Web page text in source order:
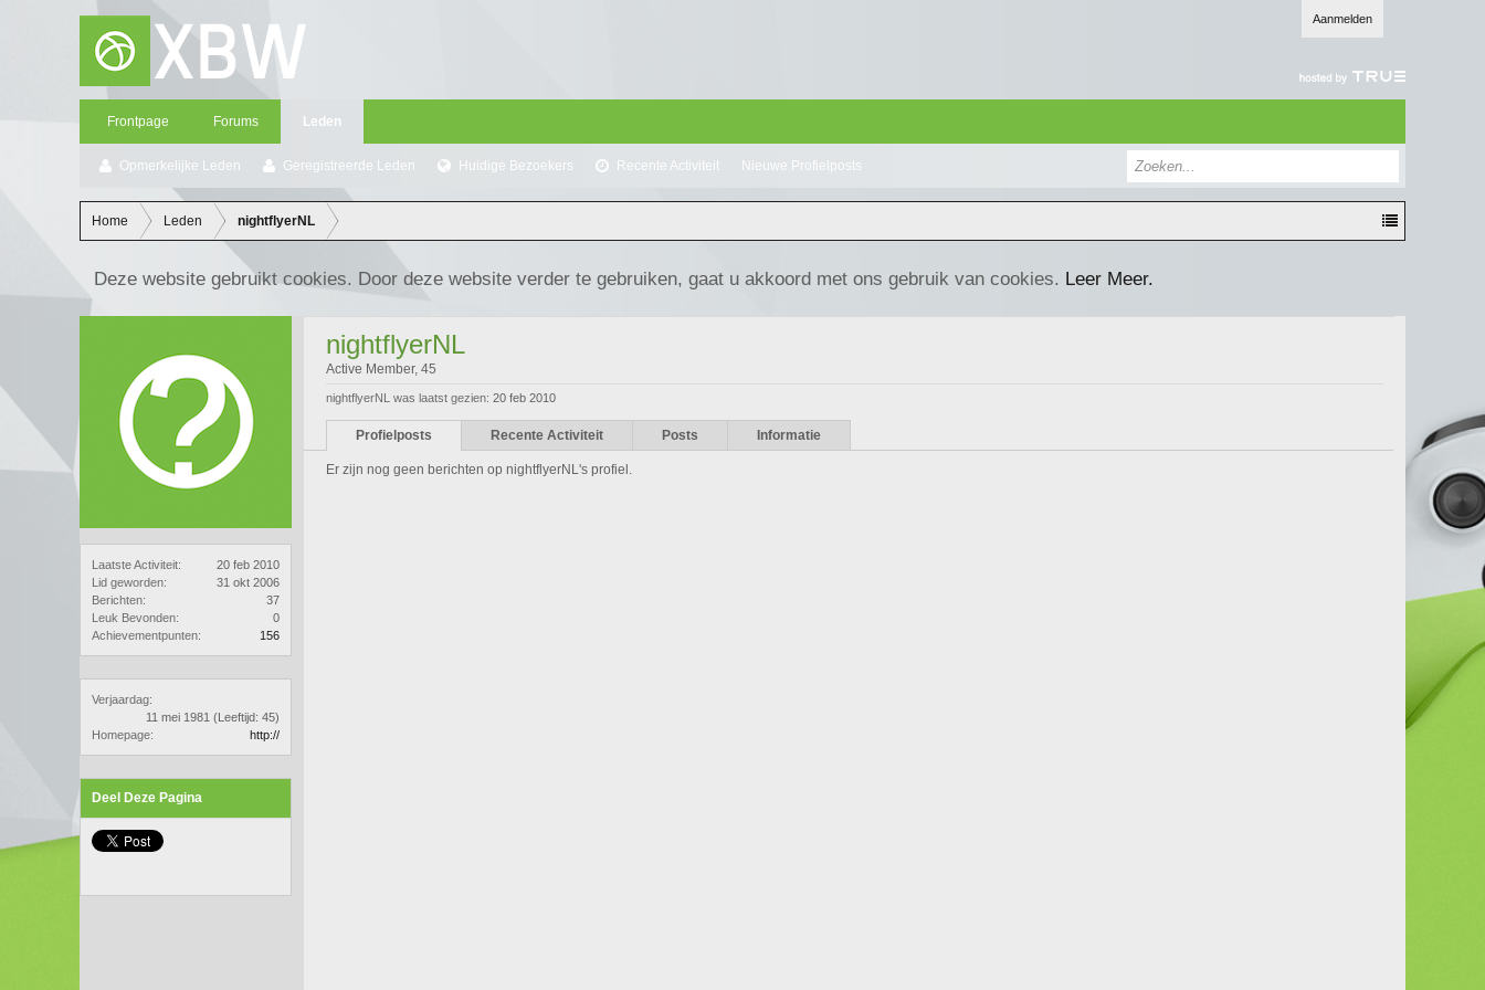
Aanmelden
Frontpage Forums Leden
Opmerkelijke Leden Geregistreerde Leden Huidige Bezoekers Recente Activiteit Nieuwe Profielposts
Home Leden nightflyerNL
Deze website gebruikt cookies. Door deze website verder te gebruiken, gaat u akkoord met ons gebruik van cookies. Leer Meer.
Laatste Activiteit:
20 feb 2010
Lid geworden:
31 okt 2006
Berichten:
37
Leuk Bevonden:
0
Achievementpunten:
156
Verjaardag:
11 mei 1981 (Leeftijd: 45)
Homepage:
http://
Deel Deze Pagina
nightflyerNL
Active Member, 45
nightflyerNL was laatst gezien: 20 feb 2010
Profielposts Recente Activiteit Posts Informatie
Er zijn nog geen berichten op nightflyerNL's profiel.